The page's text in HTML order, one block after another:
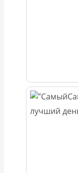
лучший